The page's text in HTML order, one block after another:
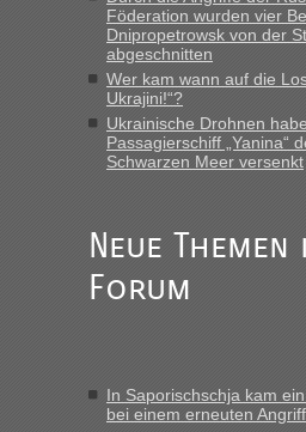
Verbindung von Deutschland...“
Recht, Visa und
gebrauchter Kleidung beim Zoll
„Vielen Dank, mit einem
gab es keine Probleme“
fast 11 Milliarden aufgedeckt
„Am besten wäre natürlich, wenn
Alleinreisende Männer stehen
Milliarden aufgedeckt
Föderation wurden vier
Dnipropetrowsk von der
abgeschnitten
Wer kam wann auf die
Ukrajini!“?
Ukrainische Drohnen
Passagierschiff „Yanina“
Schwarzen Meer versenkt
Neue Themen
Forum
In Saporischschja kam
bei einem erneuten